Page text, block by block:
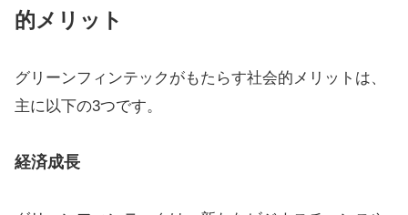
的メリット
グリーンフィンテックがもたらす社会的メリットは、
主に以下の3つです。
経済成長